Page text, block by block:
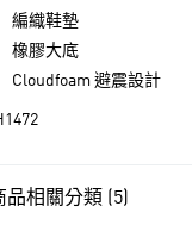
運送方式
筆NT$80，滿NT$1,500(
編織鞋墊
橡膠大底
Cloudfoam 避震設計
品相關分類 (5)